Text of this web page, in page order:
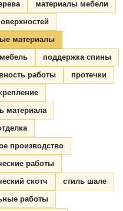
материалы мебели
материалы
поддержка спины
работы
протечки
материала
производство
работы
скотч
стиль шале
работы